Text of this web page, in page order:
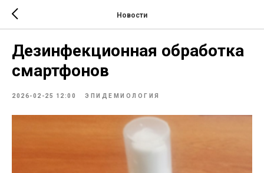
Новости
Дезинфекционная обработка
смартфонов
2026-02-25 12:00 ЭПИДЕМИОЛОГИЯ